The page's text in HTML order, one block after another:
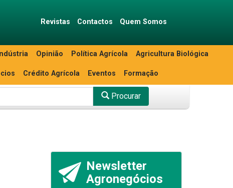
Revistas Contactos Quem Somos
Indústria Opinião Política Agrícola Agricultura Biológica
Crédito Agrícola Eventos Formação
Procurar
Newsletter
Agronegócios